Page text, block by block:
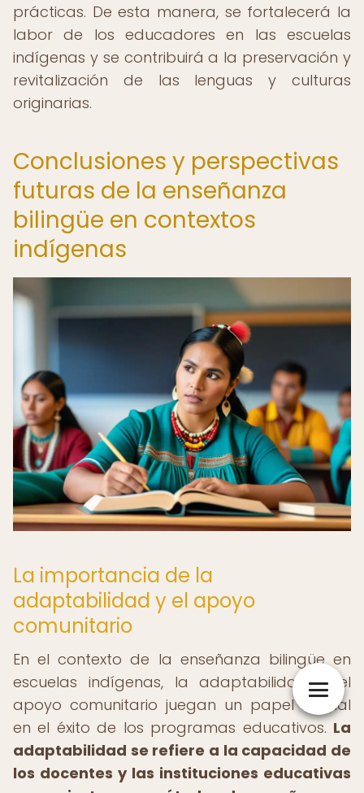
prácticas. De esta manera, se fortalecerá la
labor de los educadores en las escuelas
indígenas y se contribuirá a la preservación y
revitalización de las lenguas y culturas
originarias.
Conclusiones y perspectivas
futuras de la enseñanza
bilingüe en contextos
indígenas
La importancia de la
adaptabilidad y el apoyo
comunitario
En el contexto de la enseñanza bilingüe en
escuelas indígenas, la adaptabilidad y el
apoyo comunitario juegan un papel crucial
en el éxito de los programas educativos. La
adaptabilidad se refiere a la capacidad de
los docentes y las instituciones educativas